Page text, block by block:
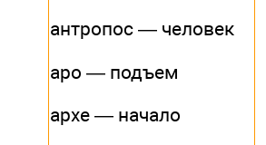
антропос — человек
аро — подъем
архе — начало